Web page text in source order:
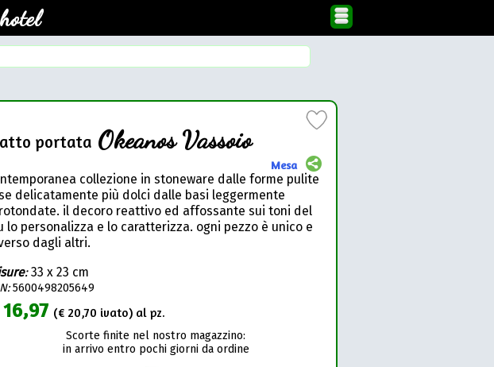
portataOkeanos Vassoio
Mesa
collezione in stoneware dalle forme pulite
delicatamente più dolci dalle basi leggermente
il decoro reattivo ed affossante sui toni del
lo personalizza e lo caratterizza. ogni pezzo è unico e
dagli altri.
:33 x 23 cm
5600498205649
16,97 (€ 20,70 ivato) al pz.
Scorte finite nel nostro magazzino:
in arrivo entro pochi giorni da ordine